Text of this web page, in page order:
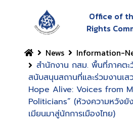
Office of
Rights
News
Information-
สำนักงาน กสม. พื้นที่ภาคตะ
สนับสนุนสถานที่และร่วมงานเ
Hope Alive: Voices from
Politicians” (ห้วงความหวังยั
เมียนมาสู่นักการเมืองไทย)